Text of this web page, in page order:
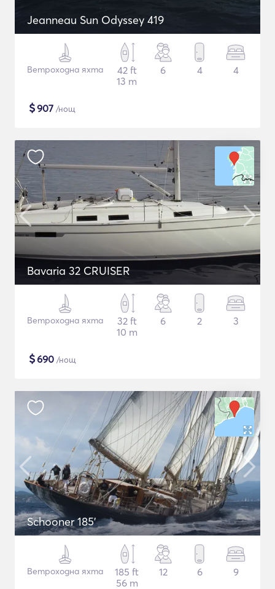
Jeanneau Sun Odyssey 419
Ветроходна яхта
42 ft
13 m
6 4 4
$907 /нощ
Bavaria 32 CRUISER
Ветроходна яхта
32 ft
10 m
6 2 3
$690 /нощ
Schooner 185'
Ветроходна яхта
185 ft
56 m
12 6 9